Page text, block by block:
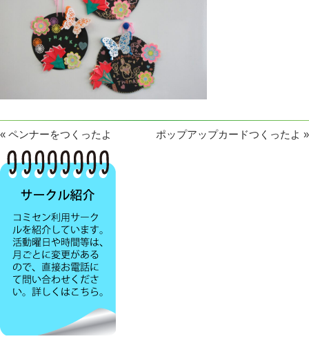
« ペンナーをつくったよ ポップアップカードつくったよ »